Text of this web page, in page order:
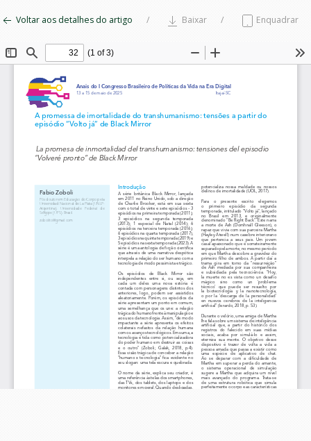
Voltar aos detalhes do artigo Baixar Enquadrar